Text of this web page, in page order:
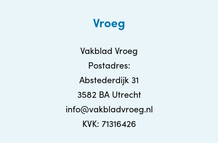
Vroeg
Vakblad Vroeg
Postadres:
Abstederdijk 31
3582 BA Utrecht
info@vakbladvroeg.nl
KVK: 71316426